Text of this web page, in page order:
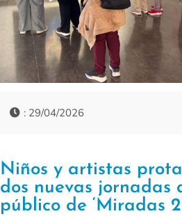
: 29/04/2026
Niños y artistas
dos nuevas jornadas
público de ‘Miradas